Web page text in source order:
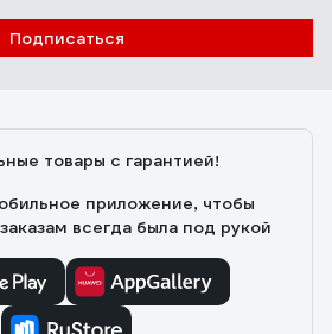
Подписаться
товары с гарантией!
приложение, чтобы
всегда была под рукой